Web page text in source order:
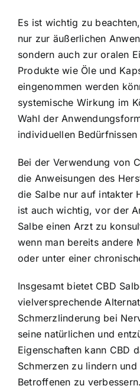
Es ist wichtig zu
nur zur äußerlichen
sondern auch zur oralen
Produkte wie Öle und
eingenommen werden
systemische Wirkung im
Wahl der
individuellen
Bei der Verwendung von
die Anweisungen des
die Salbe nur auf intakter
ist auch wichtig, vor der
Salbe einen Arzt zu
wenn man bereits andere
oder unter einer
Insgesamt bietet CBD
vielversprechende
Schmerzlinderung bei
seine natürlichen und
Eigenschaften kann CBD
Schmerzen zu lindern
Betroffenen zu